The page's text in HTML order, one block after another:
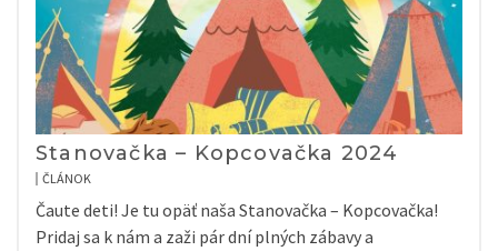
Stanovačka – Kopcovačka 2024
ČLÁNOK
Čaute deti! Je tu opäť naša Stanovačka – Kopcovačka!
Pridaj sa k nám a zaži pár dní plných zábavy a